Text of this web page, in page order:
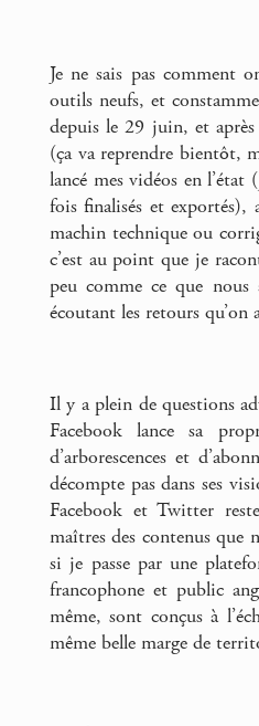
Je ne sais pas comment
outils neufs, et
depuis le 29 juin, et
(ça va reprendre bientôt,
lancé mes vidéos en l’état
fois finalisés et exportés),
machin technique ou
c’est au point que je
peu comme ce que nous
écoutant les retours qu’on
Il y a plein de questions
Facebook lance sa
d’arborescences et
décompte pas dans ses
Facebook et Twitter
maîtres des contenus que
si je passe par une
francophone et public
même, sont conçus à
même belle marge de